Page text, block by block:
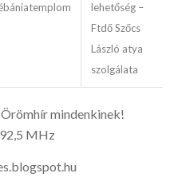
lehetőség –
Ftdő Szőcs
László atya
szolgálata
mindenkinek!
MHz